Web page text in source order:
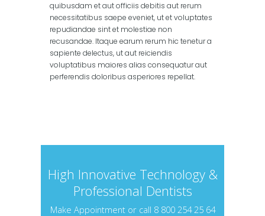
quibusdam et aut officiis debitis aut rerum
necessitatibus saepe eveniet, ut et voluptates
repudiandae sint et molestiae non
recusandae. Itaque earum rerum hic tenetur a
sapiente delectus, ut aut reiciendis
voluptatibus maiores alias consequatur aut
perferendis doloribus asperiores repellat.
High Innovative Technology &
Professional Dentists
Make Appointment or call 8 800 254 25 64